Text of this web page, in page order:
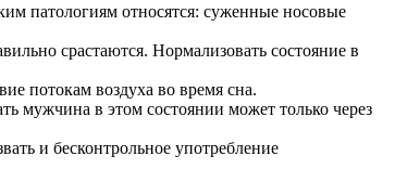
патологиям относятся: суженные носовые
срастаются. Нормализовать состояние в
потокам воздуха во время сна.
мужчина в этом состоянии может только через
и бесконтрольное употребление